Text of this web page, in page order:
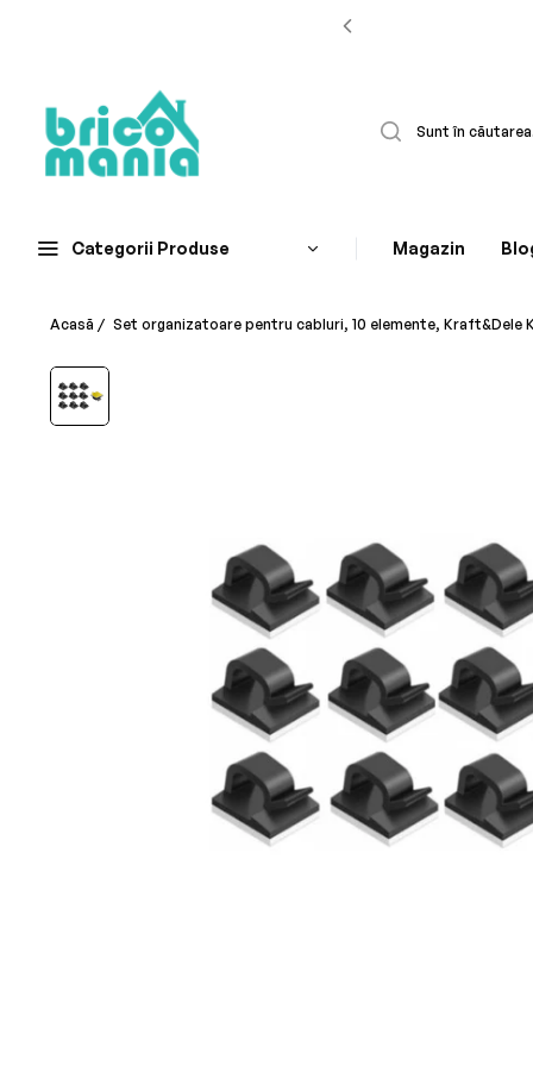
Categorii Produse Magazin
Acasă / Set organizatoare pentru cabluri, 10 elemente, Kraft&Dele